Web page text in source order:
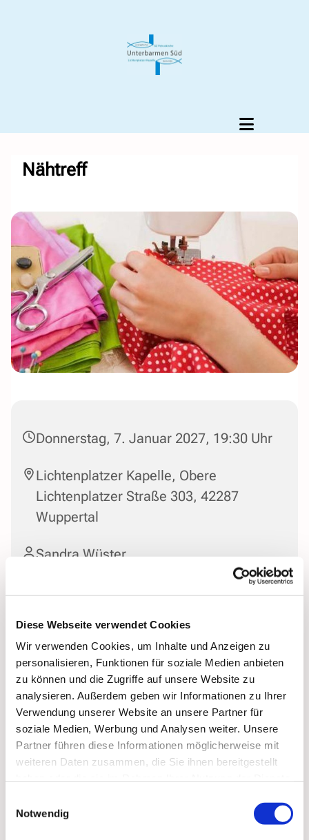
Diese Webseite verwendet Cookies
Wir verwenden Cookies, um Inhalte und Anzeigen zu
personalisieren, Funktionen für soziale Medien anbieten
zu können und die Zugriffe auf unsere Website zu
analysieren. Außerdem geben wir Informationen zu Ihrer
Verwendung unserer Website an unsere Partner für
soziale Medien, Werbung und Analysen weiter. Unsere
Partner führen diese Informationen möglicherweise mit
weiteren Daten zusammen, die Sie ihnen bereitgestellt
Notwendig
Nähtreff
Donnerstag, 7. Januar 2027, 19:30 Uhr
Lichtenplatzer Kapelle, Obere
Lichtenplatzer Straße 303, 42287
Wuppertal
Sandra Wüster